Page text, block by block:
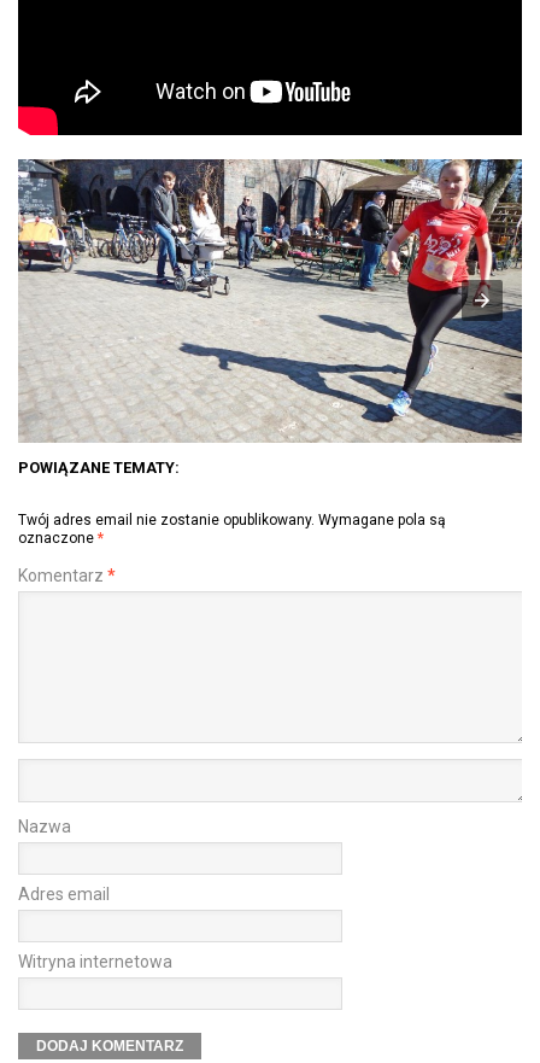
POWIĄZANE TEMATY:
Twój adres email nie zostanie opublikowany. Wymagane pola są
oznaczone *
Komentarz *
Nazwa
Adres email
Witryna internetowa